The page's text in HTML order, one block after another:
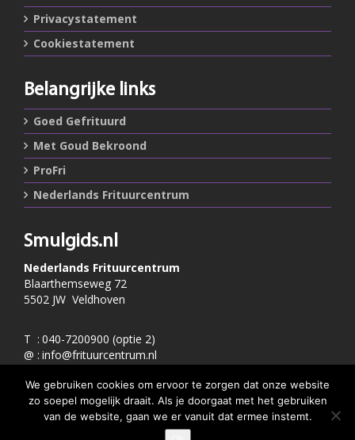
Privacystatement
Cookiestatement
Belangrijke links
Goed Gefrituurd
Met Goud Bekroond
ProFri
Nederlands Frituurcentrum
Smulgids.nl
Nederlands Frituurcentrum
Blaarthemseweg 72
5502 JW Veldhoven
T : 040-7200900 (optie 2)
@ : info@frituurcentrum.nl
Volg ons
We gebruiken cookies om ervoor te zorgen dat onze website
zo soepel mogelijk draait. Als je doorgaat met het gebruiken
van de website, gaan we er vanuit dat ermee instemt.